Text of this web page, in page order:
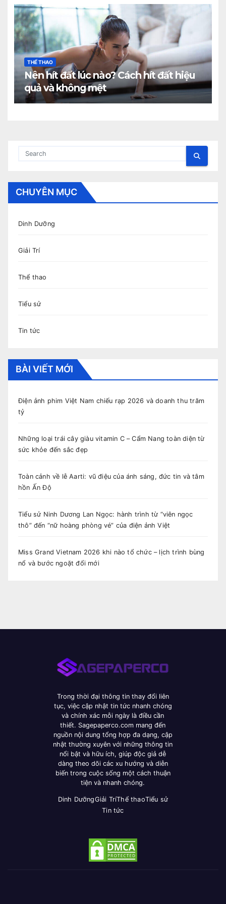
THỂ THAO
Nên hít đất lúc nào? Cách hít đất hiệu
quả và không mệt
CHUYÊN MỤC
Dinh Dưỡng
Giải Trí
Thể thao
Tiểu sử
Tin tức
BÀI VIẾT MỚI
Điện ảnh phim Việt Nam chiếu rạp 2026 và doanh thu trăm
tỷ
Những loại trái cây giàu vitamin C – Cẩm Nang toàn diện từ
sức khỏe đến sắc đẹp
Toàn cảnh về lễ Aarti: vũ điệu của ánh sáng, đức tin và tâm
hồn Ấn Độ
Tiểu sử Ninh Dương Lan Ngọc: hành trình từ “viên ngọc
thô” đến “nữ hoàng phòng vé” của điện ảnh Việt
Miss Grand Vietnam 2026 khi nào tổ chức – lịch trình bùng
nổ và bước ngoặt đổi mới
Trong thời đại thông tin thay đổi liên
tục, việc cập nhật tin tức nhanh chóng
và chính xác mỗi ngày là điều cần
thiết. Sagepaperco.com mang đến
nguồn nội dung tổng hợp đa dạng, cập
nhật thường xuyên với những thông tin
nổi bật và hữu ích, giúp độc giả dễ
dàng theo dõi các xu hướng và diễn
biến trong cuộc sống một cách thuận
tiện và nhanh chóng.
Dinh DưỡngGiải TríThể thaoTiểu sử
Tin tức